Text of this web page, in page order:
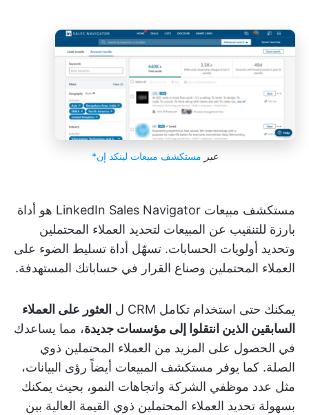
عبر مستكشف مبيعات لينكد إن*
مستكشف مبيعات LinkedIn Sales Navigator هو أداة
بارزة للتنقيب عن المبيعات لتحديد العملاء المحتملين
وتحديد أولويات الحسابات. تسهّل أداة تسليط الضوء على
العملاء المحتملين وصناع القرار في حساباتك المستهدفة.
يمكنك حتى استخدام تكامل CRM ل
العثور على العملاء
السابقين الذين انتقلوا إلى مؤسسات جديدة، مما يساعدك
في الحصول على المزيد من العملاء المحتملين ذوي
الصلة. كما يوفر مستكشف المبيعات أيضاً رؤى البيانات،
مثل عدد موظفي الشركة واتجاهات النمو، بحيث يمكنك
بسهولة تحديد العملاء المحتملين ذوي القيمة العالية بين